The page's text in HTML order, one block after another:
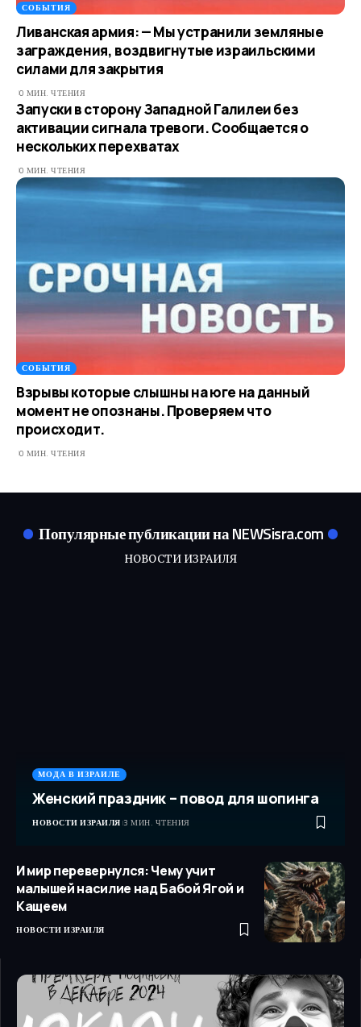
СОБЫТИЯ
Ливанская армия: — Мы устранили земляные
заграждения, воздвигнутые израильскими
силами для закрытия
0 МИН. ЧТЕНИЯ
Запуски в сторону Западной Галилеи без
активации сигнала тревоги. Сообщается о
нескольких перехватах
0 МИН. ЧТЕНИЯ
СОБЫТИЯ
Взрывы которые слышны на юге на данный
момент не опознаны. Проверяем что
происходит.
0 МИН. ЧТЕНИЯ
Популярные публикации на NEWSisra.com
НОВОСТИ ИЗРАИЛЯ
МОДА В ИЗРАИЛЕ
Женский праздник – повод для шопинга
НОВОСТИ ИЗРАИЛЯ 3 МИН. ЧТЕНИЯ
И мир перевернулся: Чему учит
малышей насилие над Бабой Ягой и
Кащеем
НОВОСТИ ИЗРАИЛЯ